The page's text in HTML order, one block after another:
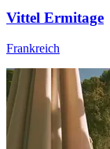
Vittel Ermitage
Frankreich